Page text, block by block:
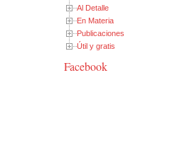
Al Detalle
En Materia
Publicaciones
Útil y gratis
Facebook